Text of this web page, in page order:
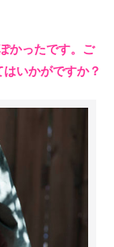
かったです。ご
いかがですか？